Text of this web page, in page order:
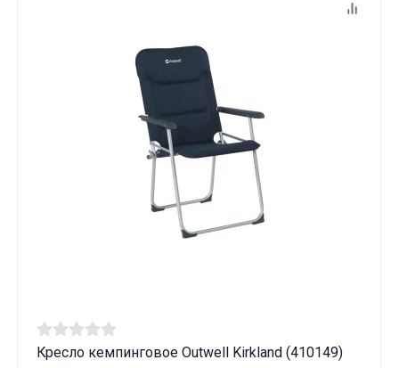
Кресло кемпинговое Outwell Kirkland (410149)
Данные товары продаются лицам,
достигшим 18 лет!